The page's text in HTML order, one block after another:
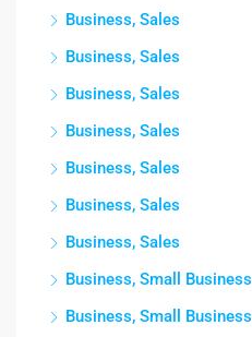
Business, Sales
Business, Sales
Business, Sales
Business, Sales
Business, Sales
Business, Sales
Business, Sales
Business, Small Business
Business, Small Business